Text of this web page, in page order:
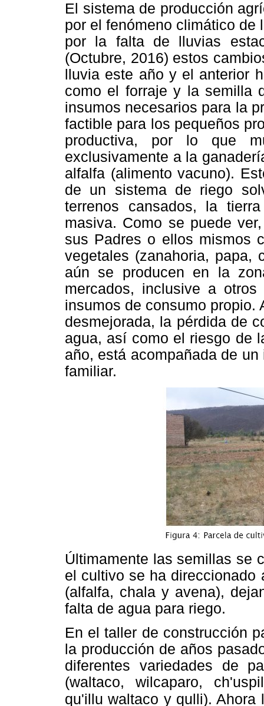
El sistema de producción
por el fenómeno climático de
por la falta de lluvias
(Octubre, 2016) estos
lluvia este año y el anterior
como el forraje y la semilla
insumos necesarios para la
factible para los pequeños
productiva, por lo que
exclusivamente a la
alfalfa (alimento vacuno).
de un sistema de riego
terrenos cansados, la
masiva. Como se puede
sus Padres o ellos mismos
vegetales (zanahoria, papa,
aún se producen en la
mercados, inclusive a
insumos de consumo propio.
desmejorada, la pérdida de
agua, así como el riesgo de
año, está acompañada de
familiar.
Últimamente las semillas se
el cultivo se ha direccionado
(alfalfa, chala y avena),
falta de agua para riego.
En el taller de construcción
la producción de años
diferentes variedades de
(waltaco, wilcaparo,
qu'illu waltaco y qulli). Ahora